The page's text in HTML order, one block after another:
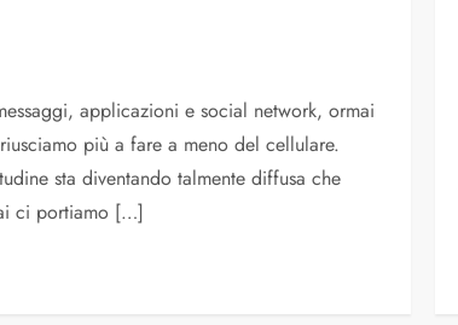
applicazioni e social network, ormai
più a fare a meno del cellulare.
sta diventando talmente diffusa che
ci portiamo […]